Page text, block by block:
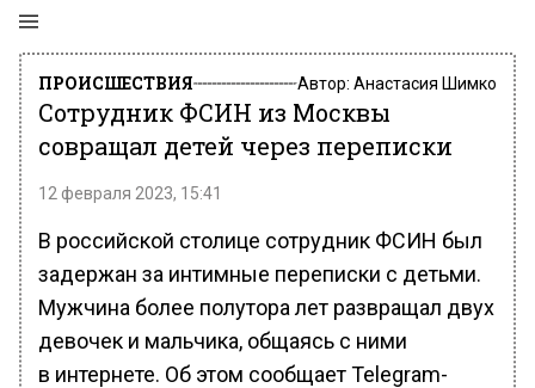
ПРОИСШЕСТВИЯ Автор: Анастасия Шимко
Сотрудник ФСИН из Москвы
совращал детей через переписки
12 февраля 2023, 15:41
В российской столице сотрудник ФСИН был
задержан за интимные переписки с детьми.
Мужчина более полутора лет развращал двух
девочек и мальчика, общаясь с ними
в интернете. Об этом сообщает Telegram-